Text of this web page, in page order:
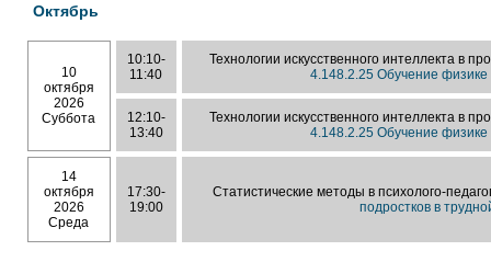
Октябрь
10
октября
2026
Суббота
10:10-
11:40
Технологии искусственного интеллекта в
4.148.2.25 Обучение
12:10-
13:40
Технологии искусственного интеллекта в
4.148.2.25 Обучение
14
октября
2026
Среда
17:30-
19:00
Статистические методы в психолого-
подростков в